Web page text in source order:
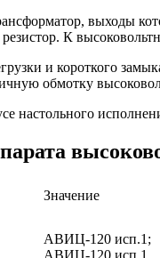
выходы
К
и короткого
обмотку
настольного
Значение
АВИЦ-120 исп.1;
АВИЦ-120 исп.1